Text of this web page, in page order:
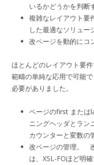
いるかどうかを判断
複雑なレイアウト要
した最適なソリュー
改ページを動的にコ
ほとんどのレイアウト要
範疇の単純な応用で可能
必要がありました。
ページのfirst または
ニングヘッダとラン
カウンターと変数の
改ページの管理。
は、XSL-FOほど明